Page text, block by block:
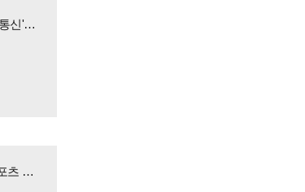
[6G 혁명①]서울서 제주병원 환자 수술하고 홀로그램 통화…'꿈의 통신' 시대 열린다
[동계올림픽 D-30]①20년 만에 이탈리아서 펼쳐지는 '세계 겨울 스포츠 축제'